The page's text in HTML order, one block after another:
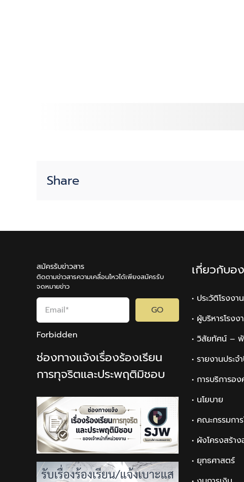
Share
สมัครรับข่าวสาร
ติดตามข่าวสารความเคลื่อนไหวได้เพียงสมัครรับ
จดหมายข่าว
GO
Forbidden
ช่องทางแจ้งเรื่องร้องเรียน
การทุจริตและประพฤติมิชอบ
เกี่ยวกับอ
• ประวัติโรงงา
• ผู้บริหารโรงง
• วิสัยทัศน์ –
• รายงานประจ
• การบริการอ
• นโยบาย
• คณะกรรมกา
• ผังโครงสร้า
• ยุทธศาสตร์